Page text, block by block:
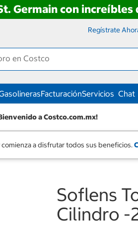
Germain con increíbles
Regístrate
FacturaciónServicios Chat
a Costco.com.mx!
a disfrutar todos sus beneficios.
Soflens
Cilindro -